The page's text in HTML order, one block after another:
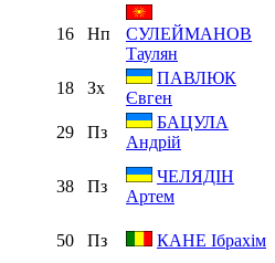
16 Нп
СУЛЕЙМАНОВ
Таулян
18
Зх
ПАВЛЮК
Євген
29
Пз
БАЦУЛА
Андрій
38 Пз
ЧЕЛЯДІН
Артем
50
Пз КАНЕ Ібрахім